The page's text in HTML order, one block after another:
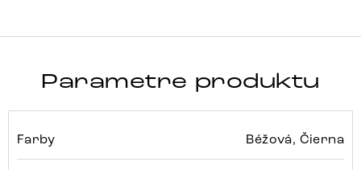
Parametre produktu
Farby Béžová, Čierna